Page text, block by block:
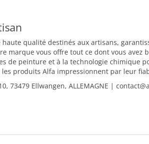
qualité destinés aux artisans,
marque vous offre tout ce dont vous avez
de peinture et à la technologie chimique
produits Alfa impressionnent par leur
73479 Ellwangen, ALLEMAGNE |